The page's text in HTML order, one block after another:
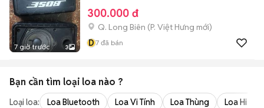
7 giờ trước 3
300.000 đ
Q. Long Biên (P. Việt Hưng mới)
D7 đã bán
Bạn cần tìm loại loa nào ?
Loại loa: Loa Bluetooth Loa Vi Tính Loa Thùng Loa Hi-Fi,